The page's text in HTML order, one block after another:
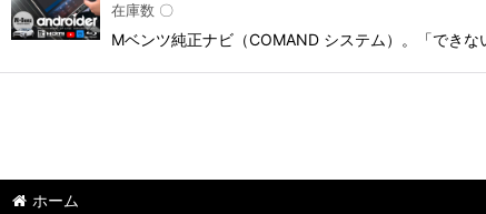
在庫数 〇
Mベンツ純正ナビ（COMAND システム）。「でき
ホーム